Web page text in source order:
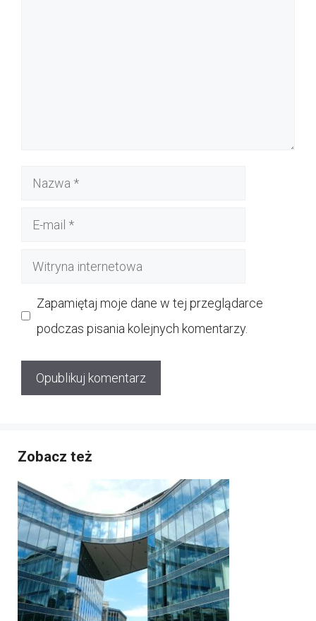
Nazwa
Witryna
Zapamiętaj moje dane w tej przeglądarce
podczas pisania kolejnych komentarzy.
Zobacz też